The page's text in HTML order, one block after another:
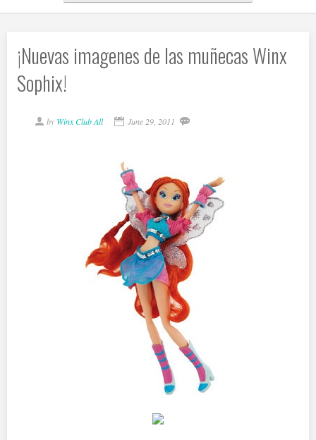
¡Nuevas imagenes de las muñecas Winx
Sophix!
by Winx Club All June 29, 2011